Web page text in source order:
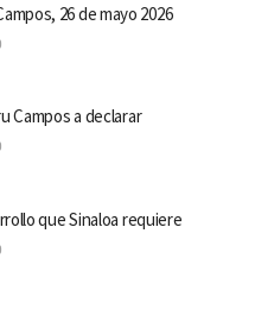
26 de mayo 2026
Campos a declarar
que Sinaloa requiere